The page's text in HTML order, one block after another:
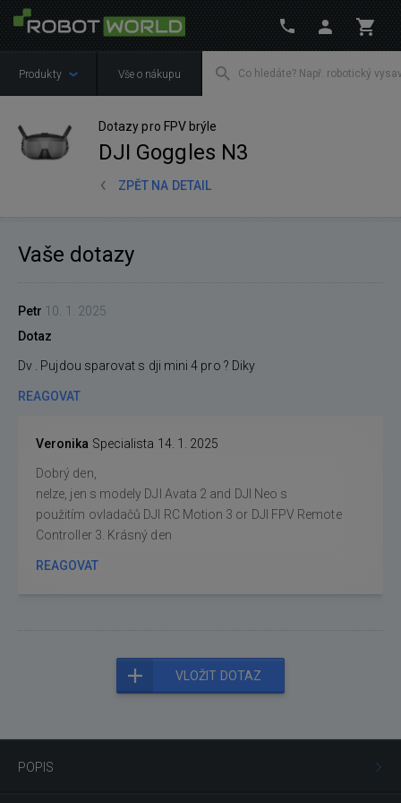
Produkty Vše o nákupu
Dotazy pro FPV brýle
DJI Goggles N3
ZPĚT NA DETAIL
POPIS
Vaše dotazy
Petr 10. 1. 2025
Dotaz
Dv . Pujdou sparovat s dji mini 4 pro ? Diky
REAGOVAT
Veronika Specialista 14. 1. 2025
Dobrý den,
nelze, jen s modely DJI Avata 2 and DJI Neo s
použitím ovladačů DJI RC Motion 3 or DJI FPV Remote
Controller 3. Krásný den
REAGOVAT
VLOŽIT DOTAZ